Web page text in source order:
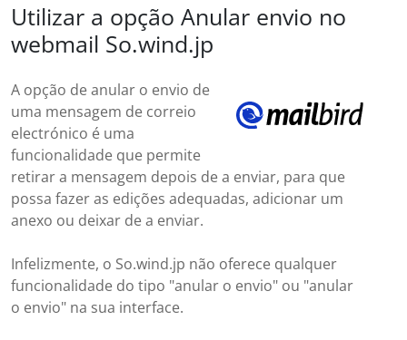
Utilizar a opção Anular envio no
webmail So.wind.jp
A opção de anular o envio de
uma mensagem de correio
electrónico é uma
funcionalidade que permite
retirar a mensagem depois de a enviar, para que
possa fazer as edições adequadas, adicionar um
anexo ou deixar de a enviar.
Infelizmente, o So.wind.jp não oferece qualquer
funcionalidade do tipo "anular o envio" ou "anular
o envio" na sua interface.